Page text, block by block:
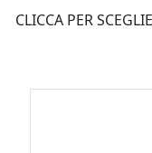
CLICCA PER